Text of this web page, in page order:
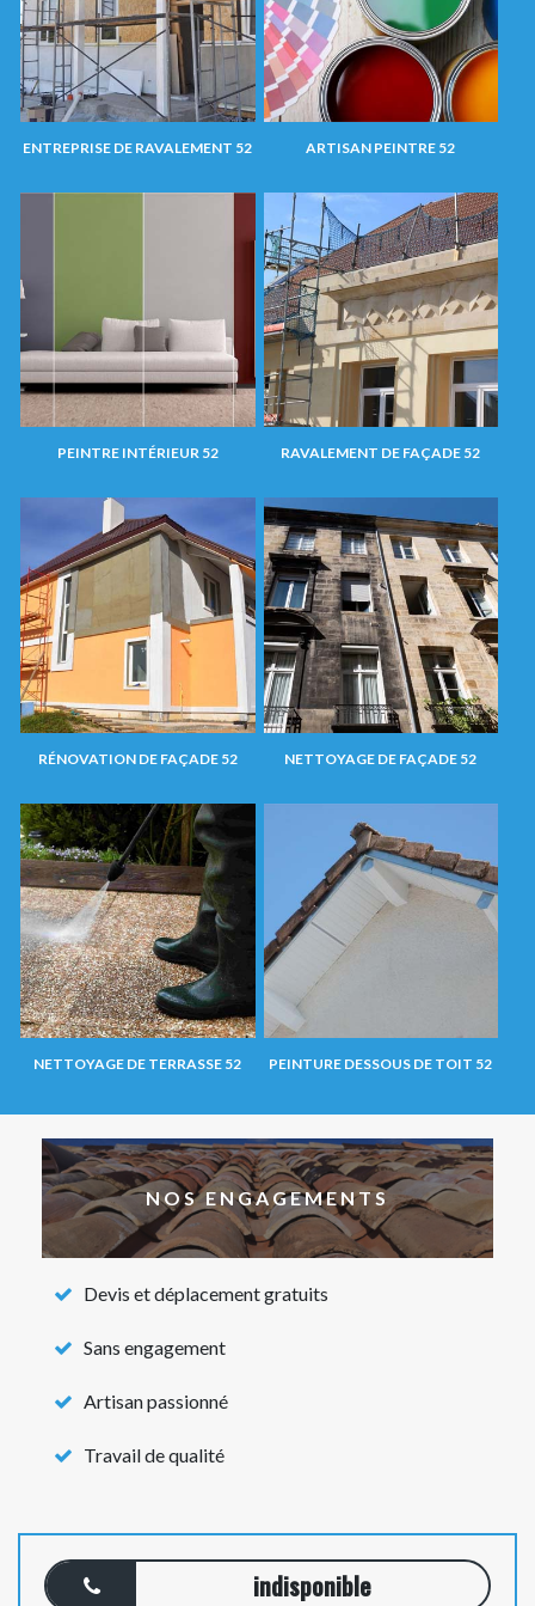
ENTREPRISE DE RAVALEMENT 52 ARTISAN PEINTRE 52
PEINTRE INTÉRIEUR 52 RAVALEMENT DE FAÇADE 52
RÉNOVATION DE FAÇADE 52 NETTOYAGE DE FAÇADE 52
NETTOYAGE DE TERRASSE 52 PEINTURE DESSOUS DE TOIT 52
NOS ENGAGEMENTS
Devis et déplacement gratuits
Sans engagement
Artisan passionné
Travail de qualité
indisponible